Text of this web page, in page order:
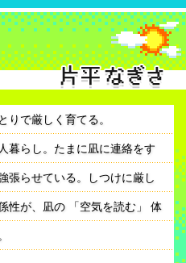
りで厳しく育てる。
暮らし。たまに凪に連絡をす
張らせている。しつけに厳し
性が、凪の 「空気を読む」 体